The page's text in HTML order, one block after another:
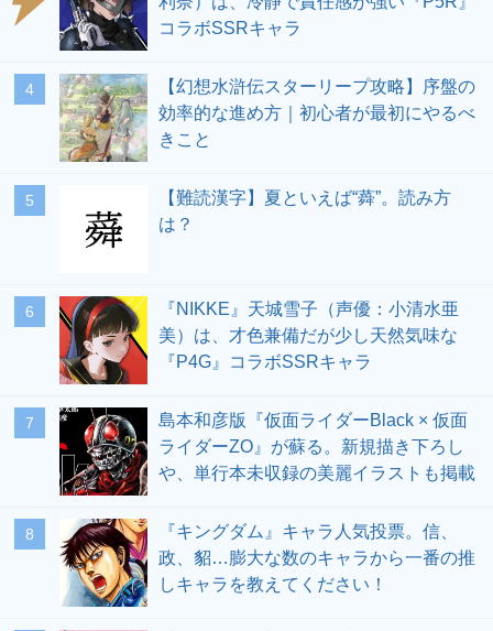
コラボSSRキャラ
4
【幻想水滸伝スターリープ攻略】序盤の
効率的な進め方｜初心者が最初にやるべ
きこと
5
【難読漢字】夏といえば“蕣”。読み方
は？
6
『NIKKE』天城雪子（声優：小清水亜
美）は、才色兼備だが少し天然気味な
『P4G』コラボSSRキャラ
7
島本和彦版『仮面ライダーBlack × 仮面
ライダーZO』が蘇る。新規描き下ろし
や、単行本未収録の美麗イラストも掲載
8
『キングダム』キャラ人気投票。信、
政、貂…膨大な数のキャラから一番の推
しキャラを教えてください！